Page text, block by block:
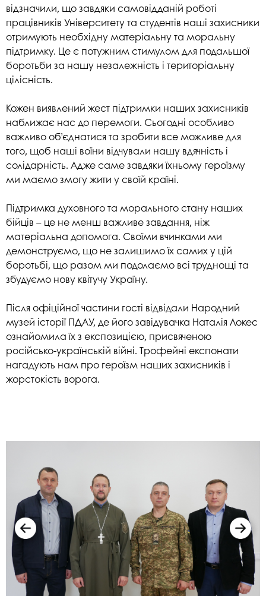
відзначили, що завдяки самовідданій роботі
працівників Університету та студентів наші захисники
отримують необхідну матеріальну та моральну
підтримку. Це є потужним стимулом для подальшої
боротьби за нашу незалежність і територіальну
цілісність.
Кожен виявлений жест підтримки наших захисників
наближає нас до перемоги. Сьогодні особливо
важливо об’єднатися та зробити все можливе для
того, щоб наші воїни відчували нашу вдячність і
солідарність. Адже саме завдяки їхньому героїзму
ми маємо змогу жити у своїй країні.
Підтримка духовного та морального стану наших
бійців – це не менш важливе завдання, ніж
матеріальна допомога. Своїми вчинками ми
демонструємо, що не залишимо їх самих у цій
боротьбі, що разом ми подолаємо всі труднощі та
збудуємо нову квітучу Україну.
Після офіційної частини гості відвідали Народний
музей історії ПДАУ, де його завідувачка Наталія Локес
ознайомила їх з експозицією, присвяченою
російсько-українській війні. Трофейні експонати
нагадують нам про героїзм наших захисників і
жорстокість ворога.